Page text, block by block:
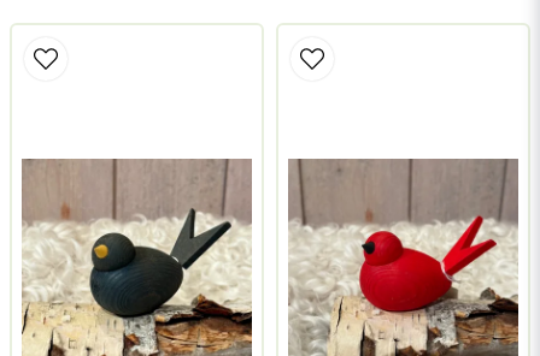
name
Namn
Mejladress
Ja, ni får publicera min fråga